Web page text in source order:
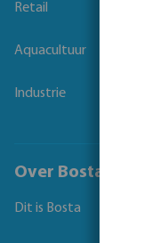
Retail
Aquacultuur
Industrie
Over Bosta
Dit is Bosta